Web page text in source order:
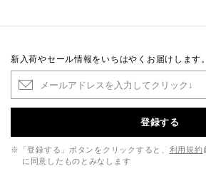
新入荷やセール情報をいちはやくお届けします。
登録する
※「登録する」ボタンをクリックすると、 利用規約
に同意したものとみなします